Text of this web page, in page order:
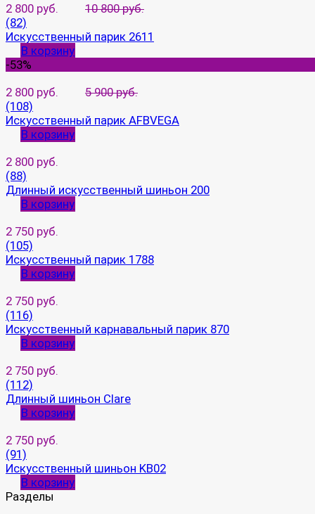
2 800 руб.
10 800 руб.
(82)
Искусственный парик 2611
В корзину
-53%
2 800 руб.
5 900 руб.
(108)
Искусственный парик AFBVEGA
В корзину
2 800 руб.
(88)
Длинный искусственный шиньон 200
В корзину
2 750 руб.
(105)
Искусственный парик 1788
В корзину
2 750 руб.
(116)
Искусственный карнавальный парик 870
В корзину
2 750 руб.
(112)
Длинный шиньон Clare
В корзину
2 750 руб.
(91)
Искусственный шиньон KB02
В корзину
Разделы